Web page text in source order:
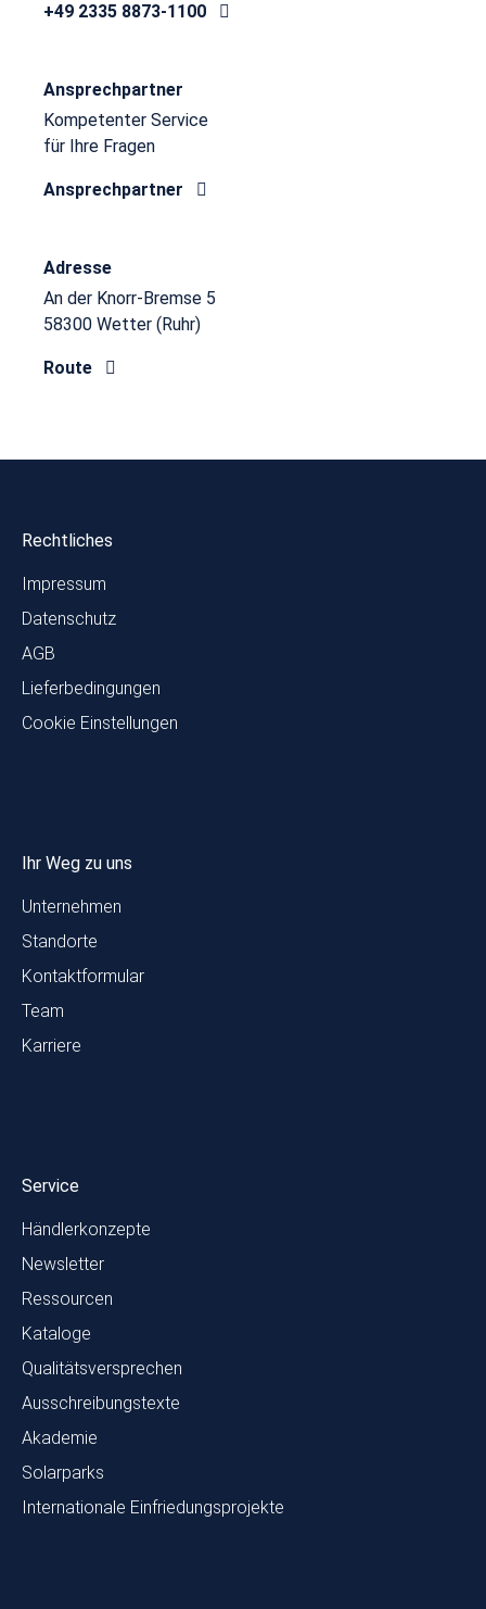
+49 2335 8873-1100
Ansprechpartner
Kompetenter Service
für Ihre Fragen
Ansprechpartner
Adresse
An der Knorr-Bremse 5
58300 Wetter (Ruhr)
Route
Rechtliches
Impressum
Datenschutz
AGB
Lieferbedingungen
Cookie Einstellungen
Ihr Weg zu uns
Unternehmen
Standorte
Kontaktformular
Team
Karriere
Service
Händlerkonzepte
Newsletter
Ressourcen
Kataloge
Qualitätsversprechen
Ausschreibungstexte
Akademie
Solarparks
Internationale Einfriedungsprojekte